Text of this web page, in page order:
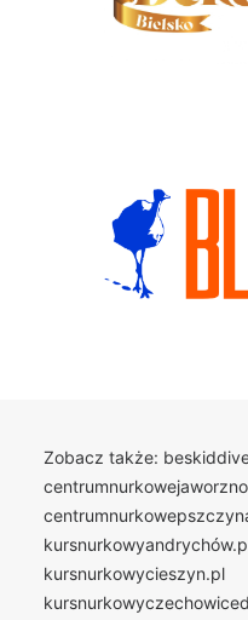
Zobacz także:
kursnurkowycieszyn.pl